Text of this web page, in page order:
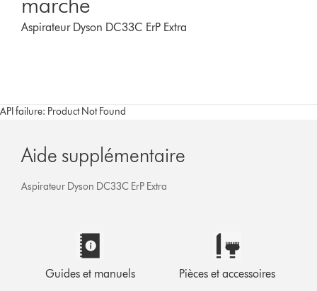
Aspirateur Dyson DC33C ErP Extra
API failure: Product Not Found
Aide supplémentaire
Aspirateur Dyson DC33C ErP Extra
Guides et manuels Pièces et accessoires